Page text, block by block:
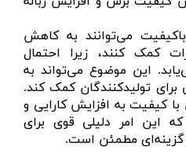
می‌توانند به کاهش
کمک کنند، زیرا احتمال
این موضوع می‌تواند به
برای تولیدکنندگان کمک کند.
کیفیت به افزایش کارایی و
این امر دلیلی قوی برای
گزینه‌ای مطمئن است.